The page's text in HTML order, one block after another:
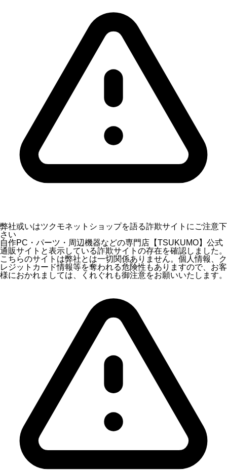
弊社或いはツクモネットショップを語る詐欺サイトにご注意下
さい
自作PC・パーツ・周辺機器などの専門店【TSUKUMO】公式
通販サイトと表示している詐欺サイトの存在を確認しました。
こちらのサイトは弊社とは一切関係ありません。個人情報、ク
レジットカード情報等を奪われる危険性もありますので、お客
様におかれましては、くれぐれも御注意をお願いいたします。